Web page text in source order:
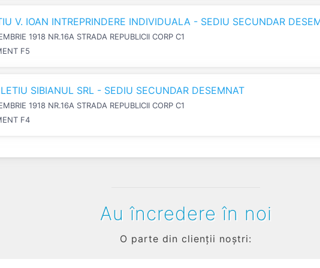
V. IOAN INTREPRINDERE INDIVIDUALA - SEDIU SECUNDAR
1918 NR.16A STRADA REPUBLICII CORP C1
F5
SIBIANUL SRL - SEDIU SECUNDAR DESEMNAT
1918 NR.16A STRADA REPUBLICII CORP C1
F4
Au încredere în noi
O parte din clienții noștri: